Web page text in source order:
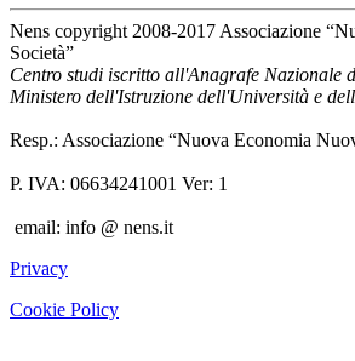
Nens copyright 2008-2017 Associazione
Società”
Centro studi iscritto all'Anagrafe Nazionale
Ministero dell'Istruzione dell'Università e
Resp.: Associazione “Nuova Economia
P. IVA: 06634241001 Ver: 1
email: info @ nens.it
Privacy
Cookie Policy